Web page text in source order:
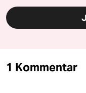
1 Kommentar